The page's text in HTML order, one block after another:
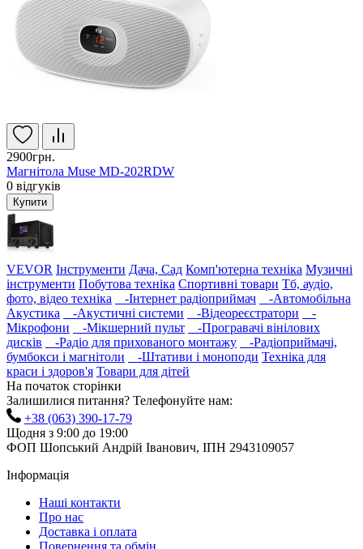
2900грн.
Магнітола Muse MD-202RDW
0 відгуків
Купити
VEVOR Інструменти Дача, Сад Комп'ютерна техніка Музичні
інструменти Побутова техніка Спортивні товари Тб, аудіо,
фото, відео техніка
-Інтернет радіоприймач
-Автомобільна
Акустика
-Акустичні системи -Відеореєстратори
-
Мікрофони
-Мікшерний пульт
-Програвачі вінілових
дисків
-Радіо для прихованого монтажу
-Радіоприймачі,
бумбокси і магнітоли
-Штативи і моноподи Техніка для
краси і здоров'я Товари для дітей
На початок сторінки
Залишилися питання? Телефонуйте нам:
+38 (063) 390-17-79
Щодня з 9:00 до 19:00
ФОП Шопський Андрій Іванович, ІПН 2943109057
Інформація
Наші контакти
Про нас
Доставка і оплата
Повернення та обмін